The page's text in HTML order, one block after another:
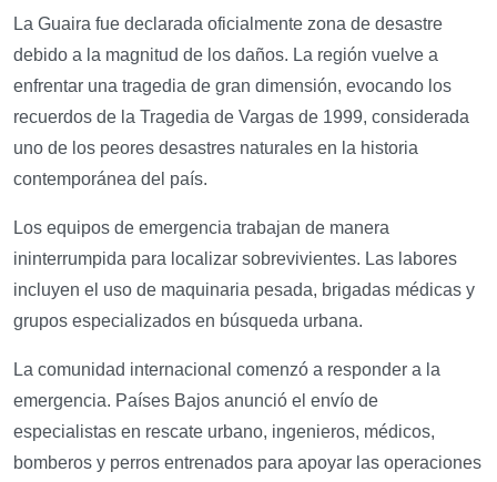
La Guaira fue declarada oficialmente zona de desastre
debido a la magnitud de los daños. La región vuelve a
enfrentar una tragedia de gran dimensión, evocando los
recuerdos de la Tragedia de Vargas de 1999, considerada
uno de los peores desastres naturales en la historia
contemporánea del país.
Los equipos de emergencia trabajan de manera
ininterrumpida para localizar sobrevivientes. Las labores
incluyen el uso de maquinaria pesada, brigadas médicas y
grupos especializados en búsqueda urbana.
La comunidad internacional comenzó a responder a la
emergencia. Países Bajos anunció el envío de
especialistas en rescate urbano, ingenieros, médicos,
bomberos y perros entrenados para apoyar las operaciones